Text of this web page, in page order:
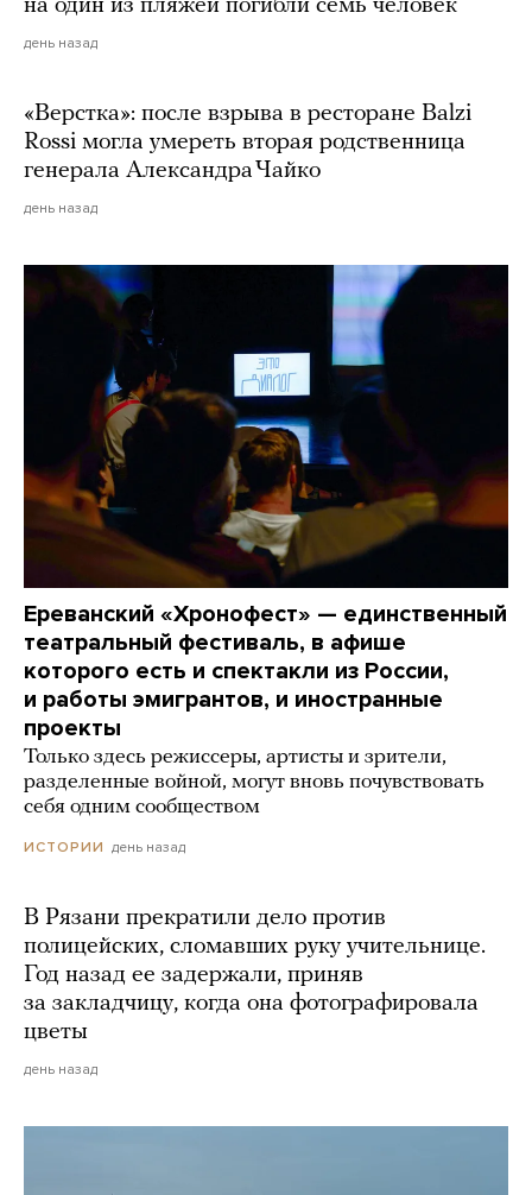
на один из пляжей погибли семь человек
день назад
«Верстка»: после взрыва в ресторане Balzi
Rossi могла умереть вторая родственница
генерала Александра Чайко
день назад
Ереванский «Хронофест» — единственный
театральный фестиваль, в афише
которого есть и спектакли из России,
и работы эмигрантов, и иностранные
проекты
Только здесь режиссеры, артисты и зрители,
разделенные войной, могут вновь почувствовать
себя одним сообществом
ИСТОРИИ день назад
В Рязани прекратили дело против
полицейских, сломавших руку учительнице.
Год назад ее задержали, приняв
за закладчицу, когда она фотографировала
цветы
день назад